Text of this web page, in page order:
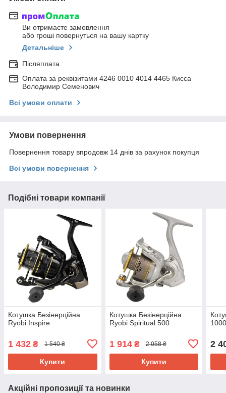
Ви отримаєте замовлення
або гроші повернуться на вашу картку
Детальніше
Післяплата
Оплата за реквізитами 4246 0010 4014 4465 Кисса
Володимир Семенович
Всі умови оплати
Умови повернення
Повернення товару впродовж 14 днів за рахунок покупця
Всі умови повернення
Подібні товари компанії
Котушка Безінерційна
Ryobi Inspire
1 432 ₴ 1 540 ₴
Купити
Котушка Безінерційна
Ryobi Spiritual 500
1 914₴ 2 058 ₴
Купити
2
Акційні пропозиції та новинки